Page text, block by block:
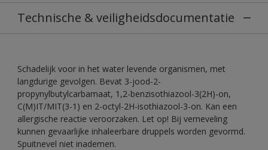
Technische & veiligheidsdocumentatie
Schadelijk voor in het water levende organismen, met
langdurige gevolgen. Bevat 3-jood-2-
propynylbutylcarbamaat, 1,2-benzisothiazool-3(2H)-on,
C(M)IT/MIT(3-1) en 2-octyl-2H-isothiazool-3-on. Kan een
allergische reactie veroorzaken. Let op! Bij verneveling
kunnen gevaarlijke inhaleerbare druppels worden gevormd.
Spuitnevel niet inademen.